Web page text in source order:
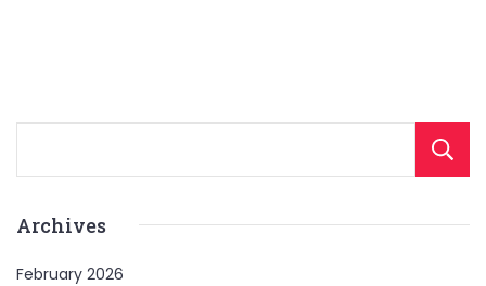
Archives
February 2026